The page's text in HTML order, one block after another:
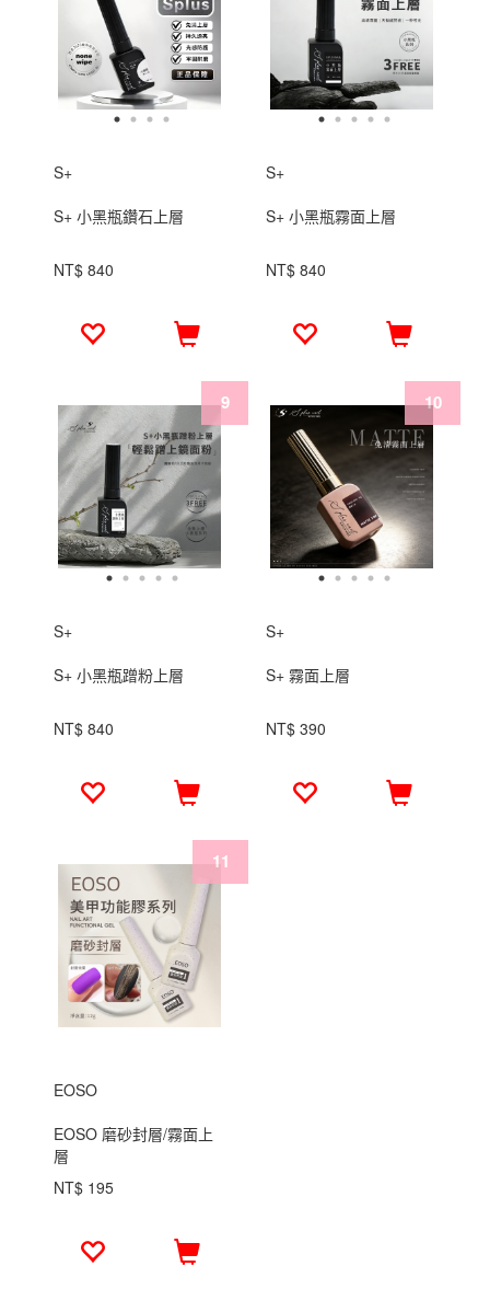
S+
S+ 小黑瓶鑽石上層
NT$ 840
S+
S+ 小黑瓶霧面上層
NT$ 840
S+
S+ 小黑瓶蹭粉上層
NT$ 840
S+
S+ 霧面上層
NT$ 390
EOSO
EOSO 磨砂封層/霧面上
層
NT$ 195